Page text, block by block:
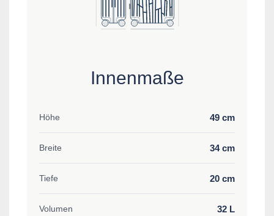
Innenmaße
Höhe 49 cm
Breite 34 cm
Tiefe 20 cm
Volumen 32 L